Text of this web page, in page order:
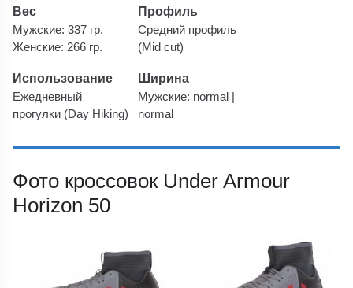
Вес
Мужские: 337 гр.
Женские: 266 гр.
Профиль
Средний профиль
(Mid cut)
Использование
Ежедневный
прогулки (Day Hiking)
Ширина
Мужские: normal |
normal
Фото кроссовок Under Armour
Horizon 50